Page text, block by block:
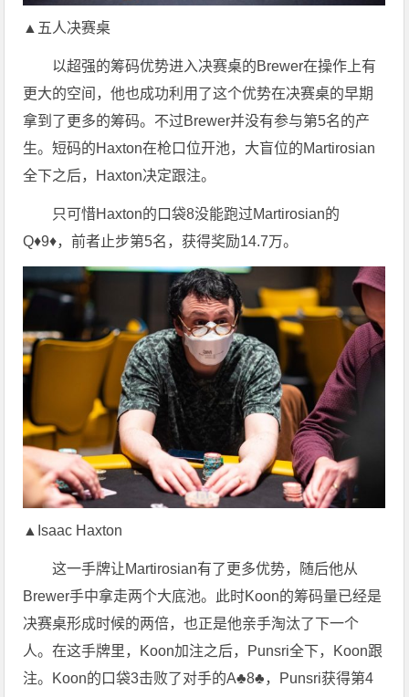
▲五人决赛桌
以超强的筹码优势进入决赛桌的Brewer在操作上有
更大的空间，他也成功利用了这个优势在决赛桌的早期
拿到了更多的筹码。不过Brewer并没有参与第5名的产
生。短码的Haxton在枪口位开池，大盲位的Martirosian
全下之后，Haxton决定跟注。
只可惜Haxton的口袋8没能跑过Martirosian的
Q♦9♦，前者止步第5名，获得奖励14.7万。
▲Isaac Haxton
这一手牌让Martirosian有了更多优势，随后他从
Brewer手中拿走两个大底池。此时Koon的筹码量已经是
决赛桌形成时候的两倍，也正是他亲手淘汰了下一个
人。在这手牌里，Koon加注之后，Punsri全下，Koon跟
注。Koon的口袋3击败了对手的A♣8♣，Punsri获得第4